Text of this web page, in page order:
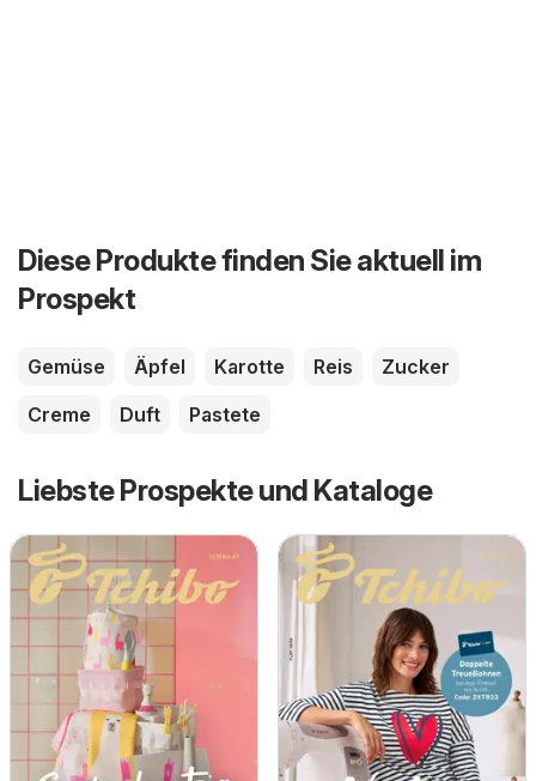
Diese Produkte finden Sie aktuell im
Prospekt
Gemüse Äpfel Karotte Reis
Zucker
Creme
Duft Pastete
Liebste Prospekte und Kataloge